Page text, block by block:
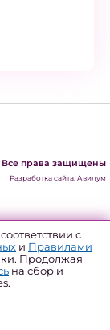
Все права защищены
Разработка сайта: Авилум
с
и Правилами
Продолжая
на сбор и